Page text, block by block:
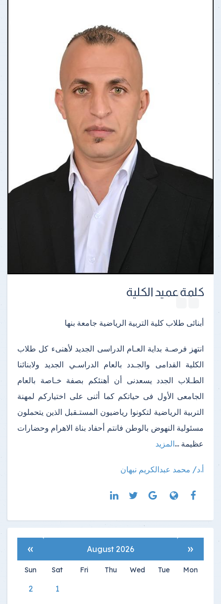
كلمة عميد الكلية
أبنائى طلاب كلية التربية الرياضية جامعة بنها
انتهز فرصـة بداية العـام الدراسى الجديد لأهنىء كل طلاب
الكلية القدامى والجـدد بالعام الدراسـي الجديد ولابنائنا
الطـلاب الجدد يسعدنى أن أهنئكم بصفة خـاصة بالعام
الجامعى الأول فى حياتكم كما أثنى على اختياركم لمهنة
التربية الرياضية لتكونوا رياضيون المستـقبل الذين يتحملون
مسئولية النهوض بالوطن فانتم أحفاد بناة الاهرام وحضارات
عظيمة ...المزيد
أ.د/ محمد عبدالكريم نبهان
«
August 2026
»
Mon
Tue
Wed
Thu
Fri
Sat
Sun
1
2